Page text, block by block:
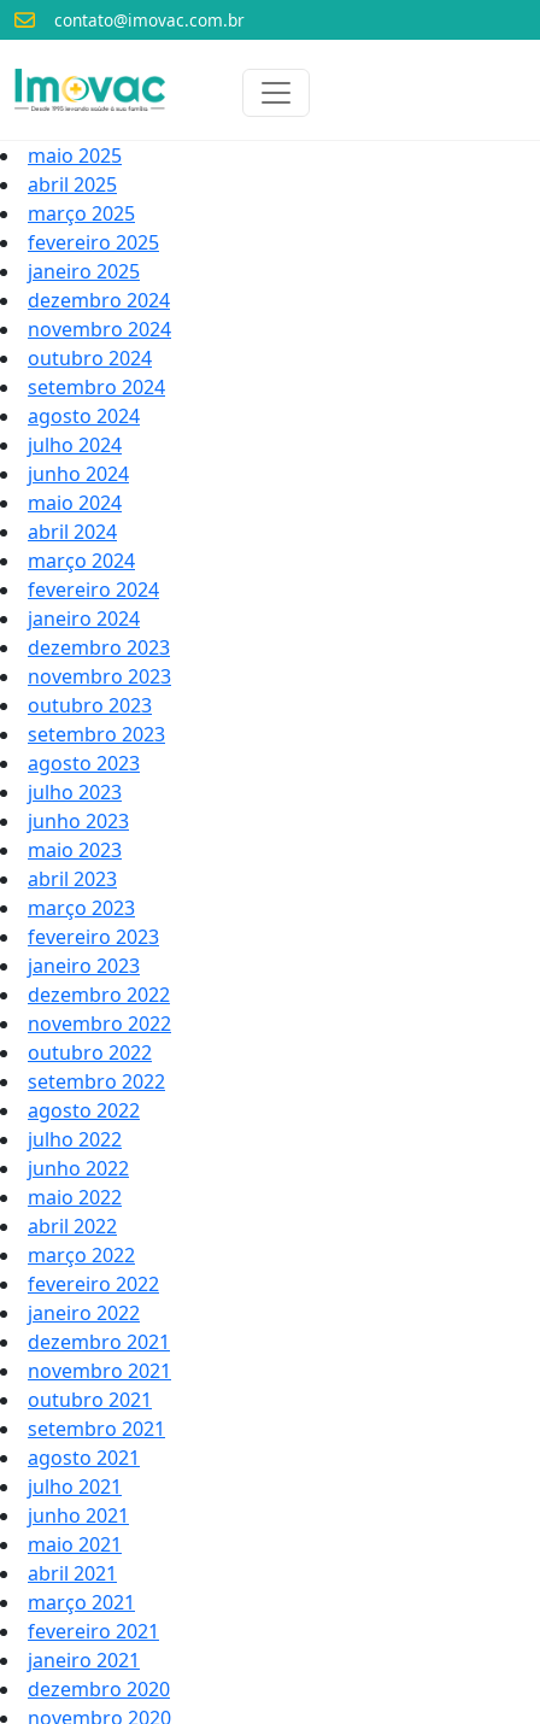
contato@imovac.com.br
Voltar para o início
maio 2025
abril 2025
março 2025
fevereiro 2025
janeiro 2025
dezembro 2024
novembro 2024
outubro 2024
setembro 2024
agosto 2024
julho 2024
junho 2024
maio 2024
abril 2024
março 2024
fevereiro 2024
janeiro 2024
dezembro 2023
novembro 2023
outubro 2023
setembro 2023
agosto 2023
julho 2023
junho 2023
maio 2023
abril 2023
março 2023
fevereiro 2023
janeiro 2023
dezembro 2022
novembro 2022
outubro 2022
setembro 2022
agosto 2022
julho 2022
junho 2022
maio 2022
abril 2022
março 2022
fevereiro 2022
janeiro 2022
dezembro 2021
novembro 2021
outubro 2021
setembro 2021
agosto 2021
julho 2021
junho 2021
maio 2021
abril 2021
março 2021
fevereiro 2021
janeiro 2021
dezembro 2020
novembro 2020